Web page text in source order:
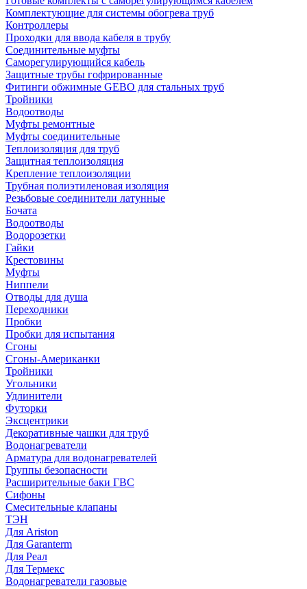
Комплектующие для системы обогрева труб
Контроллеры
Проходки для ввода кабеля в трубу
Соединительные муфты
Саморегулирующийся кабель
Защитные трубы гофрированные
Фитинги обжимные GEBO для стальных труб
Тройники
Водоотводы
Муфты ремонтные
Муфты соединительные
Теплоизоляция для труб
Защитная теплоизоляция
Крепление теплоизоляции
Трубная полиэтиленовая изоляция
Резьбовые соединители латунные
Бочата
Водоотводы
Водорозетки
Гайки
Крестовины
Муфты
Ниппели
Отводы для душа
Переходники
Пробки
Пробки для испытания
Сгоны
Сгоны-Американки
Тройники
Угольники
Удлинители
Футорки
Эксцентрики
Декоративные чашки для труб
Водонагреватели
Арматура для водонагревателей
Группы безопасности
Расширительные баки ГВС
Сифоны
Смесительные клапаны
ТЭН
Для Ariston
Для Garanterm
Для Реал
Для Термекс
Водонагреватели газовые